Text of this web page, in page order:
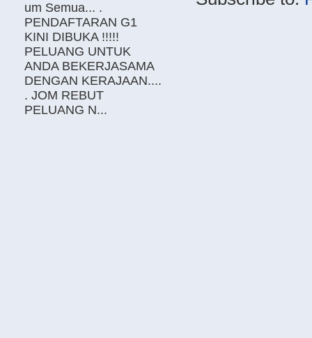
um Semua... .
PENDAFTARAN G1
KINI DIBUKA !!!!!
PELUANG UNTUK
ANDA BEKERJASAMA
DENGAN KERAJAAN....
. JOM REBUT
PELUANG N...